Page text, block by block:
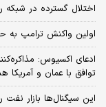
اختلال گسترده در شبکه
اولین واکنش ترامپ
ادعای اکسیوس:
توافق با عمان و آمریکا
این سیگنال‌ها بازار نفت